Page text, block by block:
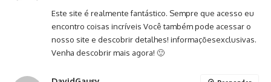
Este site é realmente fantástico. Sempre que acesso eu
encontro coisas incríveis Você também pode acessar o
nosso site e descobrir detalhes! informaçõesexclusivas.
Venha descobrir mais agora! 🙂